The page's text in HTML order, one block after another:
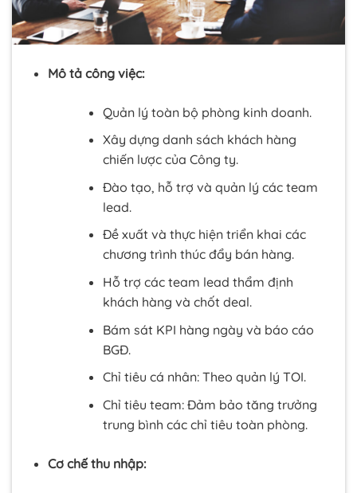
Mô tả công việc:
Quản lý toàn bộ phòng kinh doanh.
Xây dựng danh sách khách hàng
chiến lược của Công ty.
Đào tạo, hỗ trợ và quản lý các team
lead.
Đề xuất và thực hiện triển khai các
chương trình thúc đẩy bán hàng.
Hỗ trợ các team lead thẩm định
khách hàng và chốt deal.
Bám sát KPI hàng ngày và báo cáo
BGĐ.
Chỉ tiêu cá nhân: Theo quản lý TOI.
Chỉ tiêu team: Đảm bảo tăng trưởng
trung bình các chỉ tiêu toàn phòng.
Cơ chế thu nhập: